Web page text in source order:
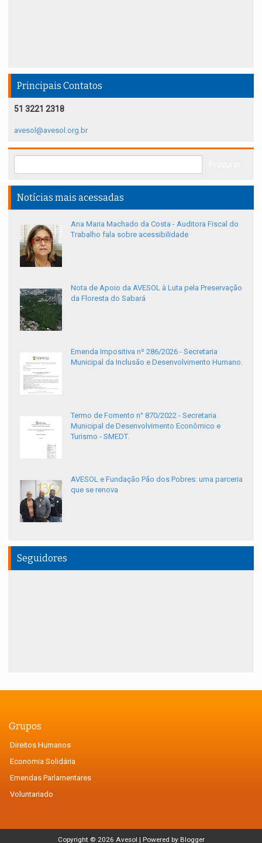
Principais Contatos
51 3221 2318
avesol@avesol.org.br
Notícias mais acessadas
Ana Maria Machado da Costa - Auditora Fiscal do
Trabalho fala sobre acessibilidade
Nota de Apoio da AVESOL à Luta pela Preservação
da Floresta do Sabará
Emenda Impositiva nº 286/2026 - Secretaria
Municipal da Inclusão e Desenvolvimento Humano.
Termo de Fomento n° 870/2022 - Secretaria
Municipal de Desenvolvimento Econômico e
Turismo - SMEDT.
AVESOL e Fundação Pão dos Pobres: uma parceria
que se renova
Seguidores
Grupos
Direitos Humanos
Economia Solidária
Emendas Parlamentares
Voluntariado
Copyright © 2026 Avesol | Powered by Blogger